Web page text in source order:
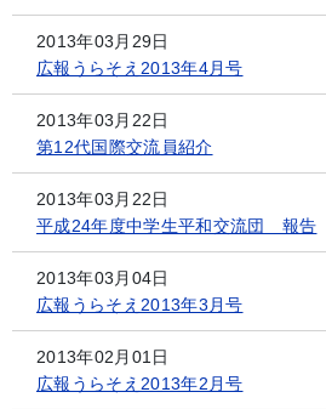
2013年03月29日
広報うらそえ2013年4月号
2013年03月22日
第12代国際交流員紹介
2013年03月22日
平成24年度中学生平和交流団 報告
2013年03月04日
広報うらそえ2013年3月号
2013年02月01日
広報うらそえ2013年2月号